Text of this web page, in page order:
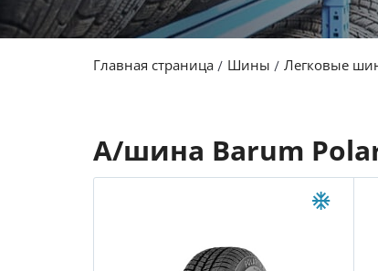
Главная страница Шины Легковые
А/шина Barum